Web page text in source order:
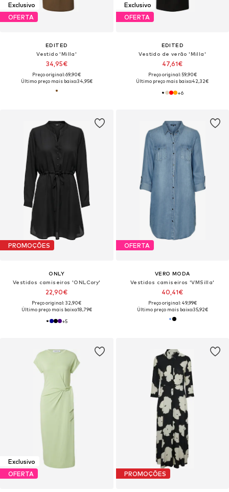
Exclusivo
OFERTA
EDITED
Vestido 'Milla'
34,95€
Preço original: 69,90€
Último preço mais baixo:34,95€
Exclusivo
OFERTA
EDITED
Vestido de verão 'Milla'
47,61€
Preço original: 59,90€
Último preço mais baixo:42,32€
+6
PROMOÇÕES
ONLY
Vestidos camiseiros 'ONLCory'
22,90€
Preço original: 32,90€
Último preço mais baixo:18,79€
+5
OFERTA
VERO MODA
Vestidos camiseiros 'VMSilla'
40,41€
Preço original: 49,99€
Último preço mais baixo:35,92€
Exclusivo
OFERTA
PROMOÇÕES